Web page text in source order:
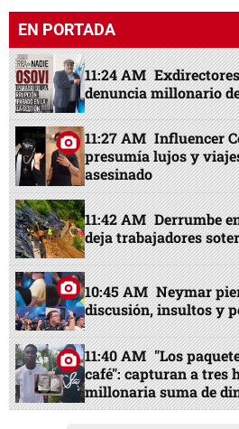
EN PORTADA
11:24 AM
denuncia millonario
11:27 AM Influencer
presumía lujos y
asesinado
11:42 AM Derrumbe
deja trabajadores
10:45 AM Neymar
discusión, insultos y
11:40 AM "Los
café": capturan a tres
millonaria suma de